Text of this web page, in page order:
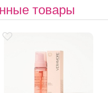
товары